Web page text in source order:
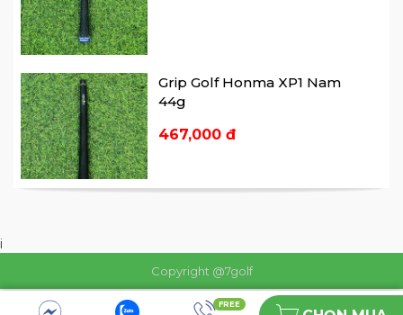
Grip Golf Honma XP1 Nam
44g
467,000 đ
i
Copyright @7golf
FREE